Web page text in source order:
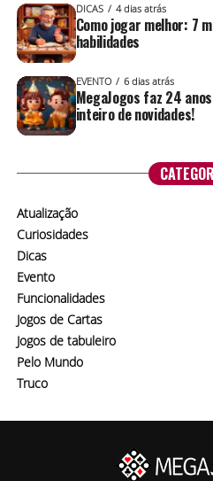
DICAS 4 dias atrás
Como jogar melhor: 7
habilidades
EVENTO 6 dias atrás
MegaJogos faz 24
inteiro de novidades!
Atualização
Curiosidades
Dicas
Evento
Funcionalidades
Jogos de Cartas
Jogos de tabuleiro
Pelo Mundo
Truco